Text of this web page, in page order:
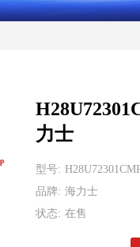
力士
型号:
品牌: 海力士
状态: 在售